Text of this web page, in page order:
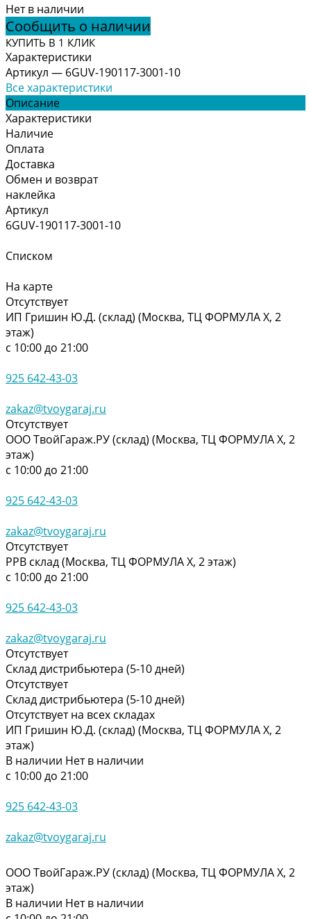
Нет в наличии
Сообщить о наличии
КУПИТЬ В 1 КЛИК
Характеристики
Артикул — 6GUV-190117-3001-10
Все характеристики
Описание
Характеристики
Наличие
Оплата
Доставка
Обмен и возврат
наклейка
Артикул
6GUV-190117-3001-10
Списком
На карте
Отсутствует
ИП Гришин Ю.Д. (склад) (Москва, ТЦ ФОРМУЛА Х, 2
этаж)
с 10:00 до 21:00
925 642-43-03
zakaz@tvoygaraj.ru
Отсутствует
ООО ТвойГараж.РУ (склад) (Москва, ТЦ ФОРМУЛА Х, 2
этаж)
с 10:00 до 21:00
925 642-43-03
zakaz@tvoygaraj.ru
Отсутствует
РРВ склад (Москва, ТЦ ФОРМУЛА Х, 2 этаж)
с 10:00 до 21:00
925 642-43-03
zakaz@tvoygaraj.ru
Отсутствует
Склад дистрибьютера (5-10 дней)
Отсутствует
Склад дистрибьютера (5-10 дней)
Отсутствует на всех складах
ИП Гришин Ю.Д. (склад) (Москва, ТЦ ФОРМУЛА Х, 2
этаж)
В наличии Нет в наличии
с 10:00 до 21:00
925 642-43-03
zakaz@tvoygaraj.ru
ООО ТвойГараж.РУ (склад) (Москва, ТЦ ФОРМУЛА Х, 2
этаж)
В наличии Нет в наличии